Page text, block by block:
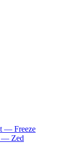
— Freeze
— Zed